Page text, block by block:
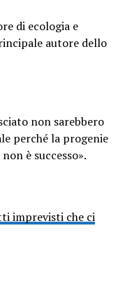
di ecologia e
autore dello
non sarebbero
perché la progenie
è successo».
imprevisti che ci